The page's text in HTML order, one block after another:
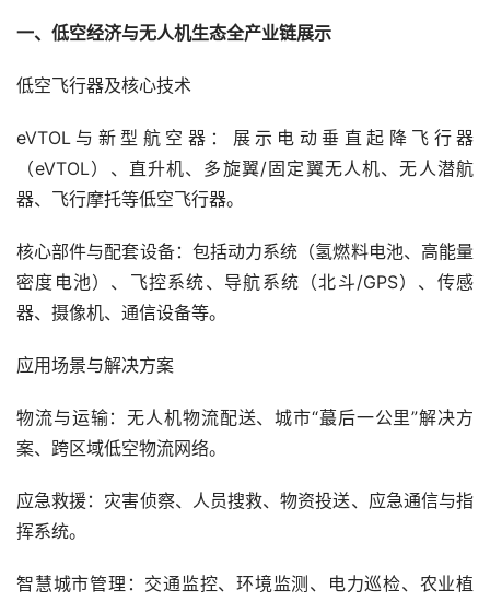
一、低空经济与无人机生态全产业链展示
低空飞行器及核心技术
eVTOL与新型航空器：展示电动垂直起降飞行器
（eVTOL）、直升机、多旋翼/固定翼无人机、无人潜航
器、飞行摩托等低空飞行器。
核心部件与配套设备：包括动力系统（氢燃料电池、高能量
密度电池）、飞控系统、导航系统（北斗/GPS）、传感
器、摄像机、通信设备等。
应用场景与解决方案
物流与运输：无人机物流配送、城市“蕞后一公里”解决方
案、跨区域低空物流网络。
应急救援：灾害侦察、人员搜救、物资投送、应急通信与指
挥系统。
智慧城市管理：交通监控、环境监测、电力巡检、农业植